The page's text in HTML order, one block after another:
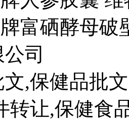
富硒酵母破
司
,保健品批
转让,保健食